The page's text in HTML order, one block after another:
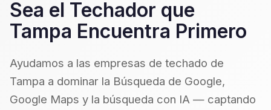
Sea el Techador que
Tampa Encuentra Primero
Ayudamos a las empresas de techado de
Tampa a dominar la Búsqueda de Google,
Google Maps y la búsqueda con IA — captando